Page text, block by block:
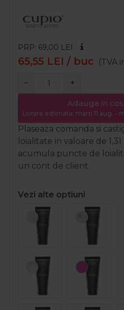
PRP: 69,00 LEI
65,55 LEI / buc (TVA
− +
Adauga in cos
Livrare estimata: marți 11 aug. -
Plaseaza comanda si
loialitate in valoare de 1,31
acumula puncte de
un cont de client.
Vezi alte optiuni